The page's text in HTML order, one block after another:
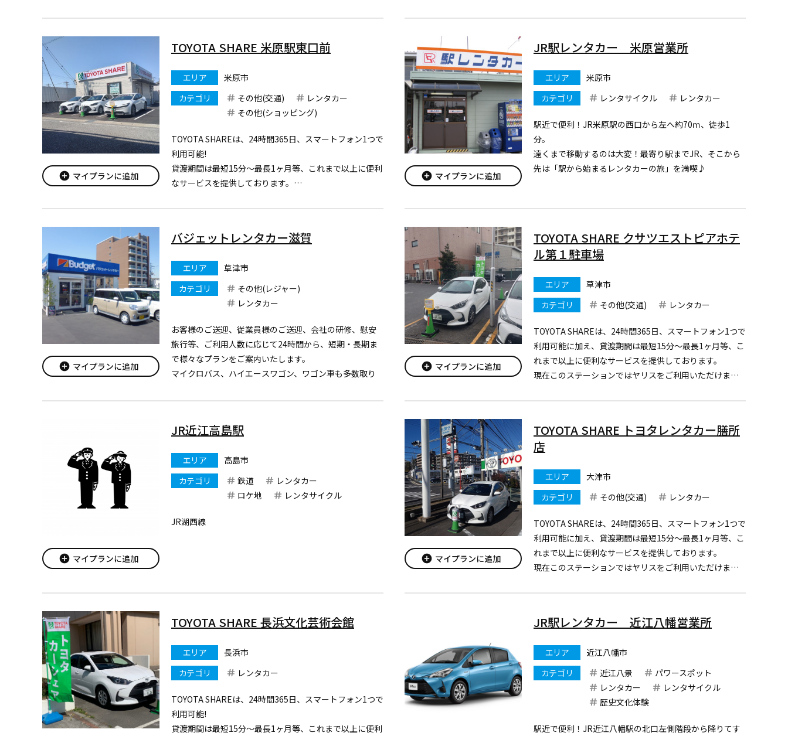
ィーセンス
援、軽減）
乗用車系は全車ETC・カーナビが標準装備、お得...
す。
add_circle マイプランに追加
TOYOTA SHARE 米原駅東口前
エリア
米原市
カテゴリ
その他(交通)
レンタカー
その他(ショッピング)
TOYOTA SHAREは、24時間365日、スマートフォン1つで
利用可能!
貸渡期間は最短15分～最長1ヶ月等、これまで以上に便利
なサービスを提供しております。
用いただけます。
す。
add_circle マイプランに追加
JR駅レンタカー 米原営業所
エリア
米原市
カテゴリ
レンタサイクル レンタカー
駅近で便利！JR米原駅の西口から左へ約70ｍ、徒歩1
分。
遠くまで移動するのは大変！最寄り駅までJR、そこから
先は「駅から始まるレンタカーの旅」を満喫♪
・全社ETC車載器・カーナビも標準装備も充実
米原営業所ではレン...
add_circle マイプランに追加
バジェットレンタカー滋賀
エリア
草津市
カテゴリ
その他(レジャー)
レンタカー
お客様のご送迎、従業員様のご送迎、会社の研修、慰安
旅行等、ご利用人数に応じて24時間から、短期・長期ま
で様々なプランをご案内いたします。
マイクロバス、ハイエースワゴン、ワゴン車も多数取り
全車、高年式モデルの禁煙車をご用意しておりますの
カーナビ・ETC車載器・バックモニ...
add_circle マイプランに追加
TOYOTA SHARE クサツエストピアホテ
ル第１駐車場
エリア
草津市
カテゴリ
その他(交通) レンタカー
TOYOTA SHAREは、24時間365日、スマートフォン1つで
利用可能に加え、貸渡期間は最短15分～最長1ヶ月等、こ
れまで以上に便利なサービスを提供しております。
現在このステーションではヤリスをご利用いただけま
まずは、アプリをダウンロードし会員登録をお願いしま
https://mobility.t...
add_circle マイプランに追加
JR近江高島駅
エリア
高島市
カテゴリ
鉄道
レンタカー
ロケ地
レンタサイクル
JR湖西線
add_circle マイプランに追加
TOYOTA SHARE トヨタレンタカー膳所
店
エリア
大津市
カテゴリ
その他(交通) レンタカー
TOYOTA SHAREは、24時間365日、スマートフォン1つで
利用可能に加え、貸渡期間は最短15分～最長1ヶ月等、こ
れまで以上に便利なサービスを提供しております。
現在このステーションではヤリスをご利用いただけま
まずは、アプリをダウンロードし会員登録をお願いしま
https://mobility.t...
TOYOTA SHARE 長浜文化芸術会館
エリア
長浜市
カテゴリ
レンタカー
TOYOTA SHAREは、24時間365日、スマートフォン1つで
利用可能!
貸渡期間は最短15分～最長1ヶ月等、これまで以上に便利
JR駅レンタカー 近江八幡営業所
エリア
近江八幡市
カテゴリ
近江八景
パワースポット
レンタカー
レンタサイクル
歴史文化体験
駅近で便利！JR近江八幡駅の北口左側階段から降りてす